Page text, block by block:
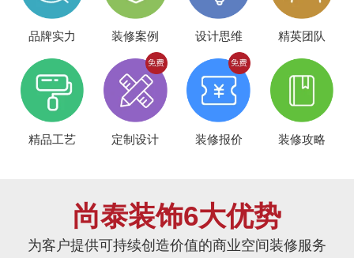
品牌实力 装修案例 设计思维 精英团队
精品工艺 定制设计 装修报价 装修攻略
尚泰装饰6大优势
为客户提供可持续创造价值的商业空间装修服务